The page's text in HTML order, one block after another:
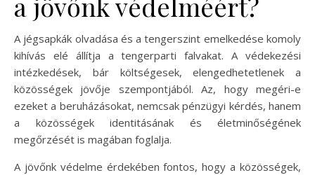
A jégsapkák olvadása és a tengerszint emelkedése komoly
kihívás elé állítja a tengerparti falvakat. A védekezési
intézkedések, bár költségesek, elengedhetetlenek a
közösségek jövője szempontjából. Az, hogy megéri-e
ezeket a beruházásokat, nemcsak pénzügyi kérdés, hanem
a közösségek identitásának és életminőségének
megőrzését is magában foglalja.
A jövőnk védelme érdekében fontos, hogy a közösségek,